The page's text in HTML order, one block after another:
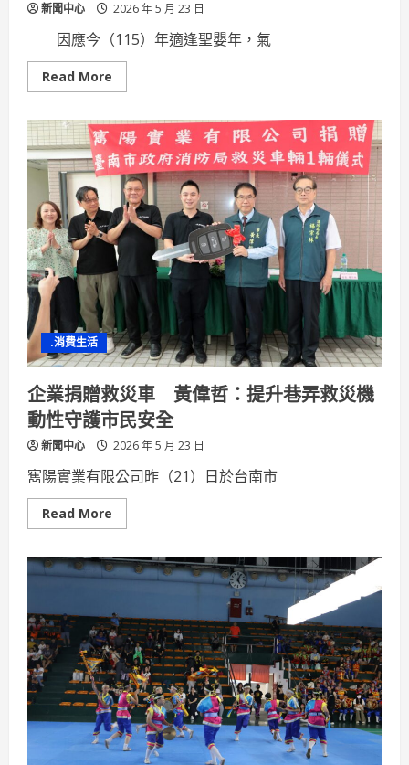
新聞中心 2026 年 5 月 23 日
因應今（115）年適逢聖嬰年，氣
Read More
more
市
府
全
面
啟
動
登
革
熱
高
風
險
場
域
專
案
稽
查，
杜
絕
病
媒
蚊
孳
生！
.消費生活
企業捐贈救災車 黃偉哲：提升巷弄救災機
動性守護市民安全
新聞中心 2026 年 5 月 23 日
寯陽實業有限公司昨（21）日於台南市
Read More
more
業
捐
災
車
黃
偉
哲：
提
升
巷
弄
救
災
機